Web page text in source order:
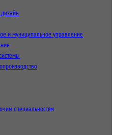
и муниципальное управление
специальностям